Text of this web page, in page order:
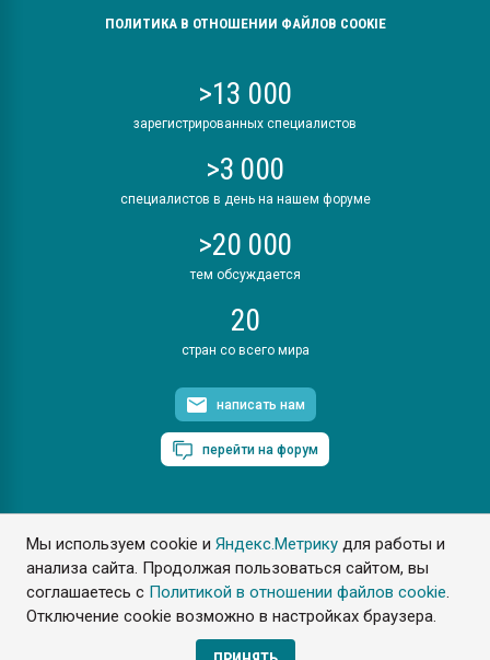
Мы используем cookie иЯндекс.Метрику для работы и
анализа сайта. Продолжая пользоваться сайтом, вы
соглашаетесь с Политикой в отношении файлов cookie.
Отключение cookie возможно в настройках браузера.
ПОЛИТИКА В ОТНОШЕНИИ ФАЙЛОВ COOKIE
>13 000
зарегистрированных специалистов
>3 000
специалистов в день на нашем форуме
>20 000
тем обсуждается
20
стран со всего мира
написать нам
перейти на форум
ПластЭксперт © 2006. Все права защищены
Разрешается копирование материалов сайта с обязательной
ссылкой на www.e-plastic.ru
Разработка сайта